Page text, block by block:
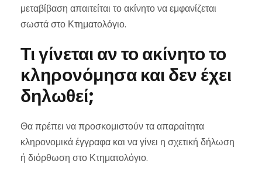
μεταβίβαση απαιτείται το ακίνητο να εμφανίζεται
σωστά στο Κτηματολόγιο.
Τι γίνεται αν το ακίνητο το
κληρονόμησα και δεν έχει
δηλωθεί;
Θα πρέπει να προσκομιστούν τα απαραίτητα
κληρονομικά έγγραφα και να γίνει η σχετική δήλωση
ή διόρθωση στο Κτηματολόγιο.